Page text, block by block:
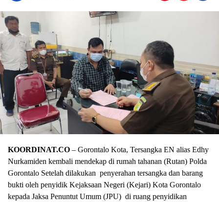
KOORDINAT.CO – Gorontalo Kota, Tersangka EN alias Edhy
Nurkamiden kembali mendekap di rumah tahanan (Rutan) Polda
Gorontalo Setelah dilakukan penyerahan tersangka dan barang
bukti oleh penyidik Kejaksaan Negeri (Kejari) Kota Gorontalo
kepada Jaksa Penuntut Umum (JPU) di ruang penyidikan